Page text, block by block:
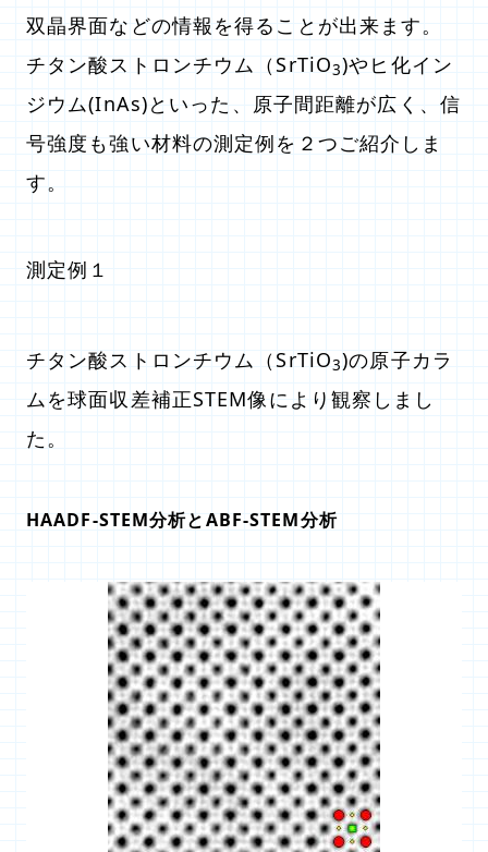
双晶界面などの情報を得ることが出来ます。
チタン酸ストロンチウム（SrTiO3)やヒ化イン
ジウム(InAs)といった、原子間距離が広く、信
号強度も強い材料の測定例を２つご紹介しま
す。
測定例１
チタン酸ストロンチウム（SrTiO3)の原子カラ
ムを球面収差補正STEM像により観察しまし
た。
HAADF-STEM分析とABF-STEM分析